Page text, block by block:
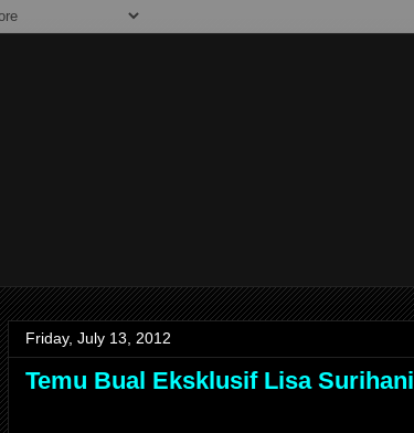
Friday, July 13, 2012
Temu Bual Eksklusif Lisa Surihani